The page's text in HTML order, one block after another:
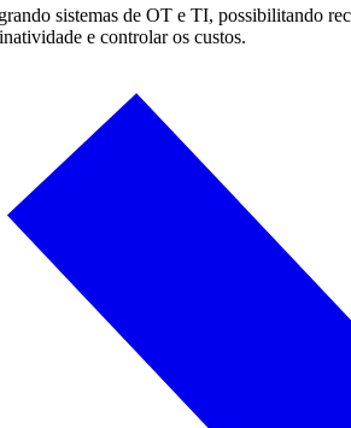
sistemas de OT e TI, possibilitando
e controlar os custos.